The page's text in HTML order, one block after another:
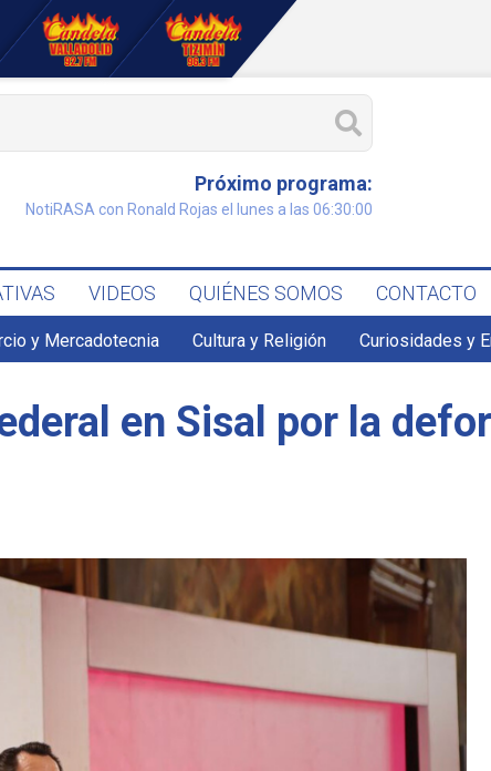
Próximo programa:
NotiRASA con Ronald Rojas el lunes a las 06:30:00
VIDEOS QUIÉNES SOMOS CONTACTO
y Mercadotecnia Cultura y Religión Curiosidades y
en Sisal por la